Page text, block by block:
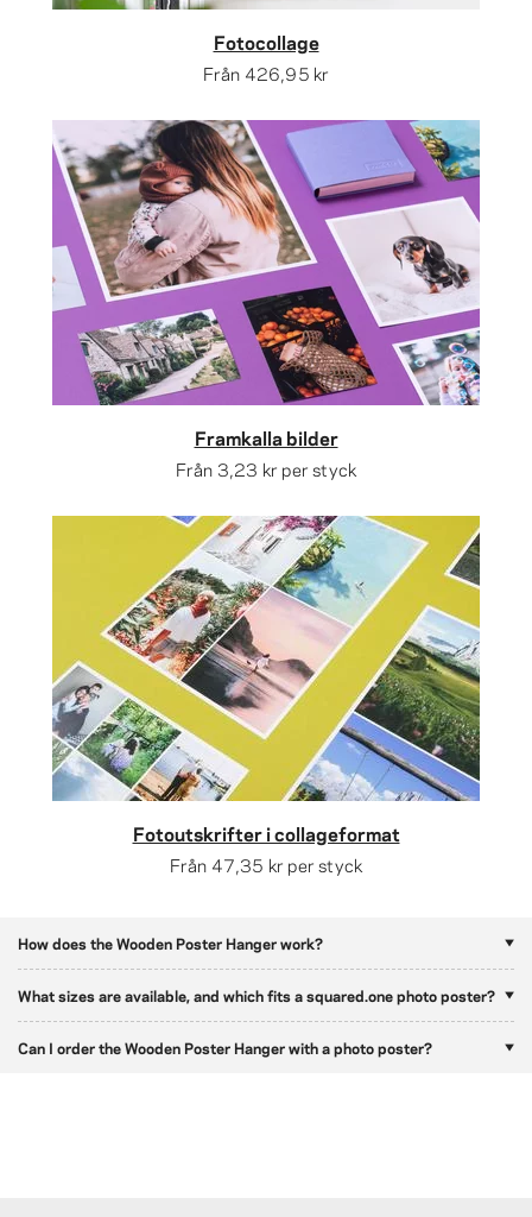
Fotocollage
Från 426,95 kr
Framkalla bilder
Från 3,23 kr per styck
Fotoutskrifter i collageformat
Från 47,35 kr per styck
How does the Wooden Poster Hanger work?
What sizes are available, and which fits a squared.one photo poster?
Can I order the Wooden Poster Hanger with a photo poster?